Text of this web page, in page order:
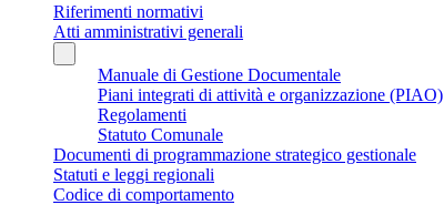
Riferimenti normativi
Atti amministrativi generali
Manuale di Gestione Documentale
Piani integrati di attività e organizzazione (PIAO)
Regolamenti
Statuto Comunale
Documenti di programmazione strategico gestionale
Statuti e leggi regionali
Codice di comportamento